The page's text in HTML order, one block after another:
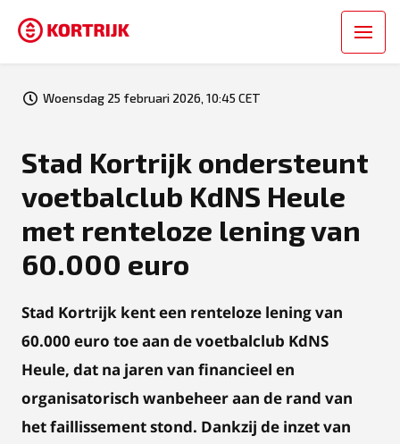
Woensdag 25 februari 2026, 10:45 CET
Stad Kortrijk ondersteunt
voetbalclub KdNS Heule
met renteloze lening van
60.000 euro
Stad Kortrijk kent een renteloze lening van
60.000 euro toe aan de voetbalclub KdNS
Heule, dat na jaren van financieel en
organisatorisch wanbeheer aan de rand van
het faillissement stond. Dankzij de inzet van